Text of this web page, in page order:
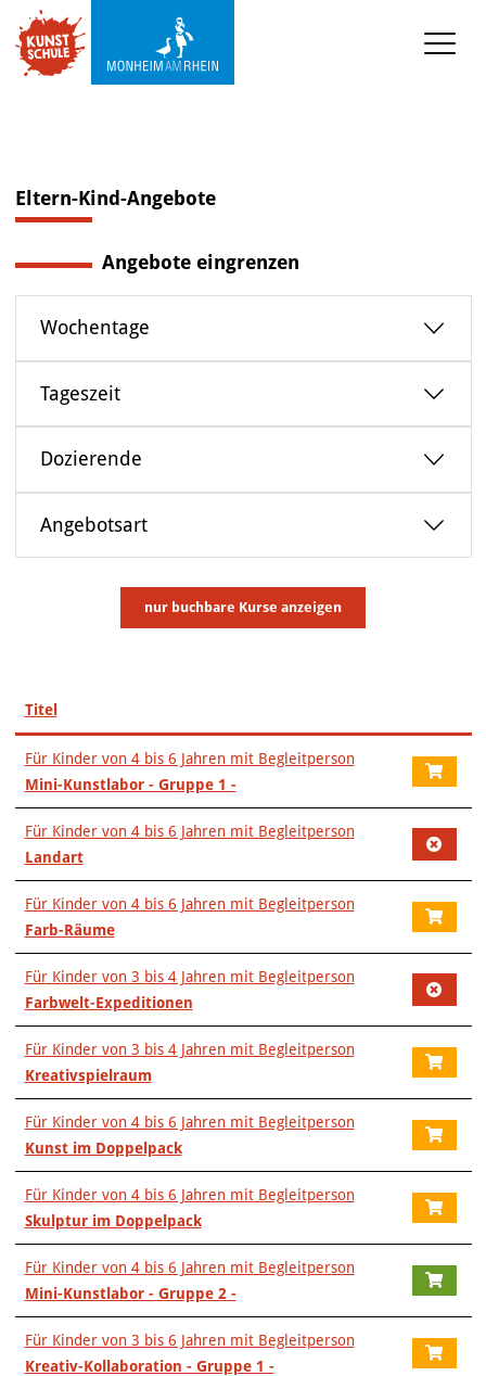
Ermäßigungen
Kooperationen
Ataşehir
Mediathek
VERANSTALTUNGEN
KUNSTVERMITTLUNG
Eltern-Kind-Angebote
Angebote eingrenzen
Wochentage
Tageszeit
Dozierende
Angebotsart
nur buchbare Kurse anzeigen
Titel
–
Für Kinder von 4 bis 6 Jahren mit Begleitperson
Mini-Kunstlabor - Gruppe 1 -
Für Kinder von 4 bis 6 Jahren mit Begleitperson
Landart
Für Kinder von 4 bis 6 Jahren mit Begleitperson
Farb-Räume
Für Kinder von 3 bis 4 Jahren mit Begleitperson
Farbwelt-Expeditionen
Für Kinder von 3 bis 4 Jahren mit Begleitperson
Kreativspielraum
Für Kinder von 4 bis 6 Jahren mit Begleitperson
Kunst im Doppelpack
Für Kinder von 4 bis 6 Jahren mit Begleitperson
Skulptur im Doppelpack
Für Kinder von 4 bis 6 Jahren mit Begleitperson
Mini-Kunstlabor - Gruppe 2 -
Für Kinder von 3 bis 6 Jahren mit Begleitperson
Kreativ-Kollaboration - Gruppe 1 -